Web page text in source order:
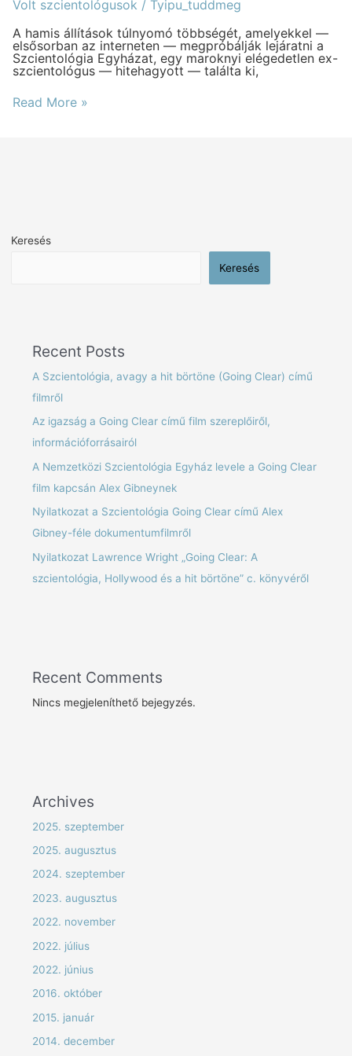
Volt szcientológusok / Tyipu_tuddmeg
A hamis állítások túlnyomó többségét, amelyekkel —
elsősorban az interneten — megpróbálják lejáratni a
Szcientológia Egyházat, egy maroknyi elégedetlen ex-
szcientológus — hitehagyott — találta ki,
volt
szcientológusok?
Read More »
Keresés
Keresés
Recent Posts
A Szcientológia, avagy a hit börtöne (Going Clear) című
filmről
Az igazság a Going Clear című film szereplőiről,
információforrásairól
A Nemzetközi Szcientológia Egyház levele a Going Clear
film kapcsán Alex Gibneynek
Nyilatkozat a Szcientológia Going Clear című Alex
Gibney-féle dokumentumfilmről
Nyilatkozat Lawrence Wright „Going Clear: A
szcientológia, Hollywood és a hit börtöne” c. könyvéről
Recent Comments
Nincs megjeleníthető bejegyzés.
Archives
2025. szeptember
2025. augusztus
2024. szeptember
2023. augusztus
2022. november
2022. július
2022. június
2016. október
2015. január
2014. december